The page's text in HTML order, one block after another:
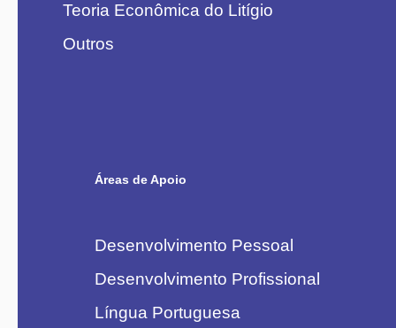
Teoria Econômica do Litígio
Outros
Áreas de Apoio
Desenvolvimento Pessoal
Desenvolvimento Profissional
Língua Portuguesa